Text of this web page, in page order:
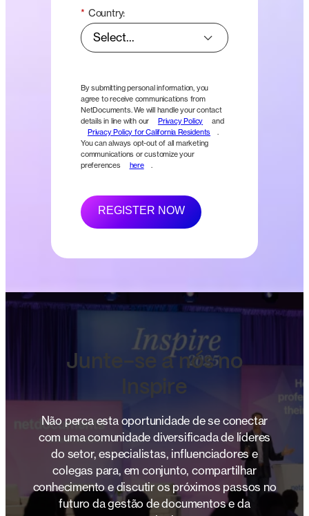
* Country:
By submitting personal information, you
agree to receive communications from
NetDocuments. We will handle your contact
details in line with our
Privacy Policy
and
Privacy Policy for California Residents
.
You can always opt-out of all marketing
communications or customize your
preferences
here .
REGISTER NOW
Junte-se a nós no
Inspire
Não perca esta oportunidade de se conectar
com uma comunidade diversificada de líderes
do setor, especialistas, influenciadores e
colegas para, em conjunto, compartilhar
conhecimento e discutir os próximos passos no
futuro da gestão de documentos e da